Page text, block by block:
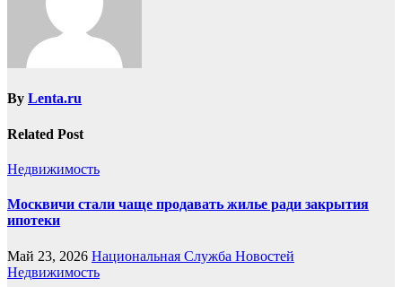
By Lenta.ru
Related Post
Недвижимость
Москвичи стали чаще продавать жилье ради закрытия
ипотеки
Май 23, 2026 Национальная Служба Новостей
Недвижимость